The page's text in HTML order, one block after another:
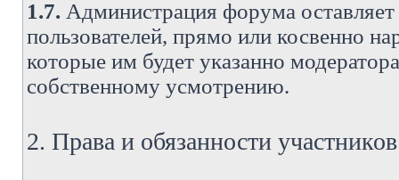
1.7. Администрация форума
пользователей, прямо или косвенно
которые им будет указанно
собственному усмотрению.
2. Права и обязанности